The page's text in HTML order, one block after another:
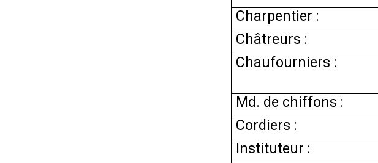
Charpentier :
Châtreurs :
Chaufourniers :
Md. de chiffons :
Cordiers :
Instituteur :